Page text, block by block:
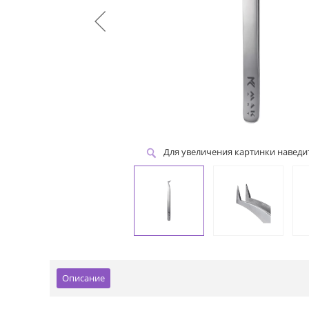
Для увеличения картинки
Описание